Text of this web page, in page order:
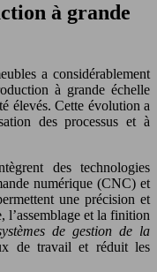
à grande
a considérablement
à grande échelle
élevés. Cette évolution a
des processus et à
des technologies
numérique (CNC) et
une précision et
l’assemblage et la finition
de gestion de la
de travail et réduit les